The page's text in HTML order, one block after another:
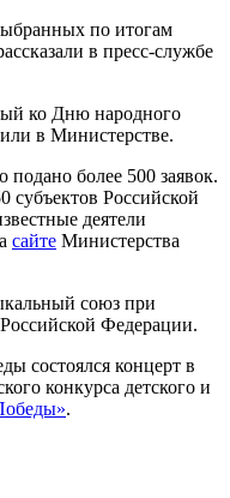
по итогам
в пресс-службе
ко Дню народного
в Министерстве.
более 500 заявок.
субъектов Российской
деятели
сайте Министерства
союз при
Федерации.
состоялся концерт в
конкурса детского и
.